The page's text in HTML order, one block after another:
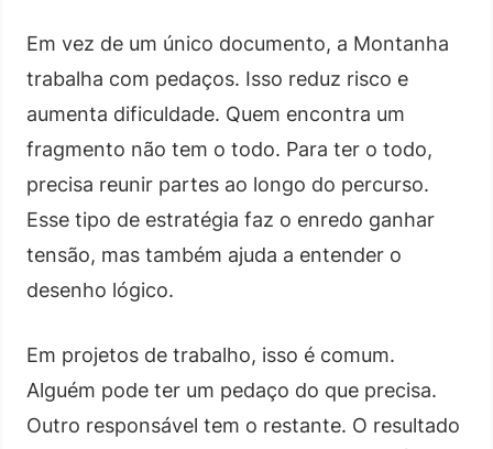
Em vez de um único documento, a Montanha
trabalha com pedaços. Isso reduz risco e
aumenta dificuldade. Quem encontra um
fragmento não tem o todo. Para ter o todo,
precisa reunir partes ao longo do percurso.
Esse tipo de estratégia faz o enredo ganhar
tensão, mas também ajuda a entender o
desenho lógico.
Em projetos de trabalho, isso é comum.
Alguém pode ter um pedaço do que precisa.
Outro responsável tem o restante. O resultado